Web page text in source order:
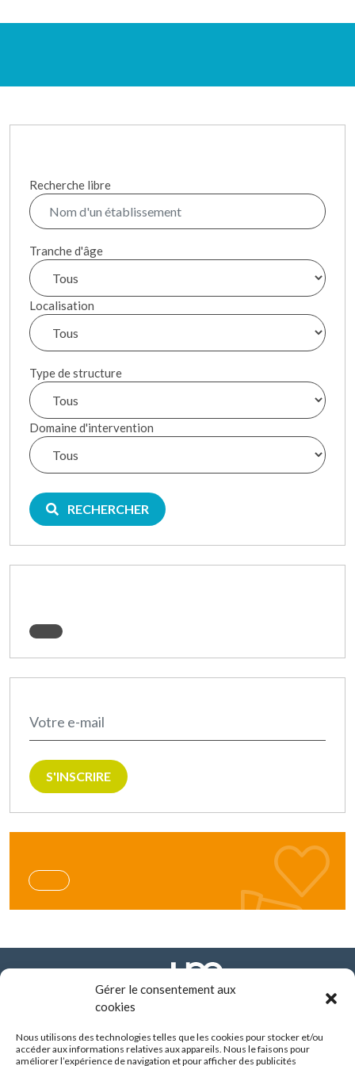
Gérer le consentement aux
cookies
Nous utilisons des technologies telles que les cookies pour stocker et/ou
accéder aux informations relatives aux appareils. Nous le faisons pour
améliorer l’expérience de navigation et pour afficher des publicités
Recherche libre
Tranche d'âge
Localisation
Type de structure
Domaine d'intervention
RECHERCHER
S'INSCRIRE
FONDATION ARHM
290 route de Vienne - BP 8252